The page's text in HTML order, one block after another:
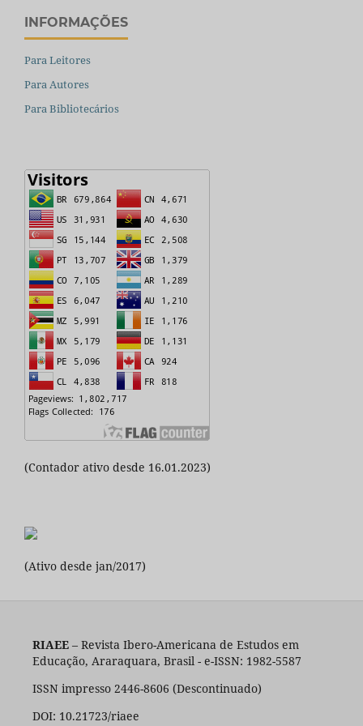
INFORMAÇÕES
Para Leitores
Para Autores
Para Bibliotecários
(Contador ativo desde 16.01.2023)
(Ativo desde jan/2017)
RIAEE– Revista Ibero-Americana de Estudos em
Educação, Araraquara, Brasil - e-ISSN: 1982-5587
ISSN impresso 2446-8606 (Descontinuado)
DOI: 10.21723/riaee